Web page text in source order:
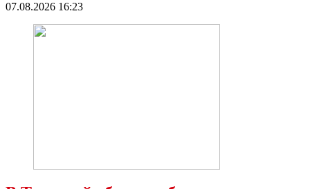
07.08.2026 16:23